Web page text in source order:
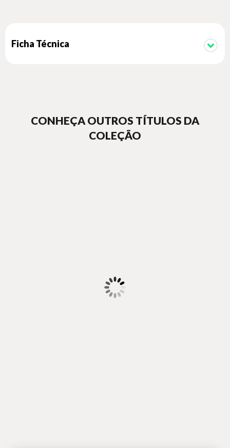
Ficha Técnica
CONHEÇA OUTROS TÍTULOS DA
COLEÇÃO